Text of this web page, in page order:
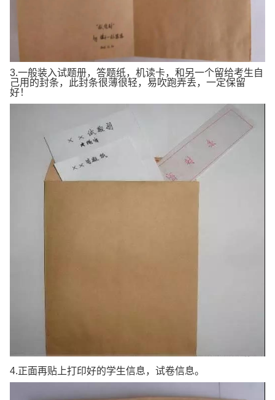
3.一般装入试题册，答题纸，机读卡，和另一个留给考生自
己用的封条，此封条很薄很轻，易吹跑弄丢，一定保留
好！
4.正面再贴上打印好的学生信息，试卷信息。